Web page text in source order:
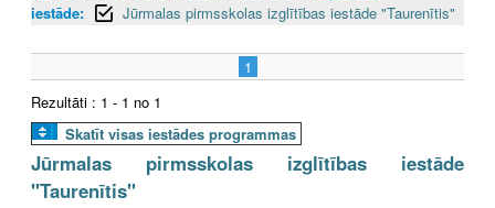
iestāde:
Jūrmalas pirmsskolas izglītības iestāde "Taurenītis"
1
Rezultāti : 1 - 1 no 1
Skatīt visas iestādes programmas
Jūrmalas pirmsskolas izglītības iestāde
"Taurenītis"